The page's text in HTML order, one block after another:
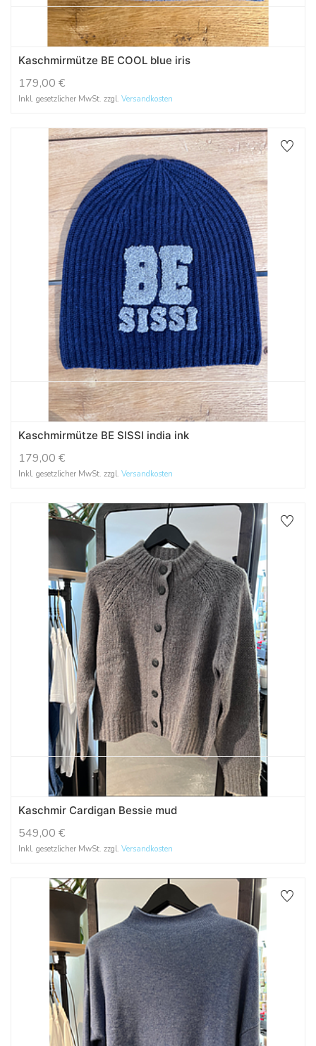
Kaschmirmütze BE COOL blue iris
179,00 €
Inkl. gesetzlicher MwSt. zzgl. Versandkosten
Kaschmirmütze BE SISSI india ink
179,00 €
Inkl. gesetzlicher MwSt. zzgl. Versandkosten
Kaschmir Cardigan Bessie mud
549,00 €
Inkl. gesetzlicher MwSt. zzgl. Versandkosten